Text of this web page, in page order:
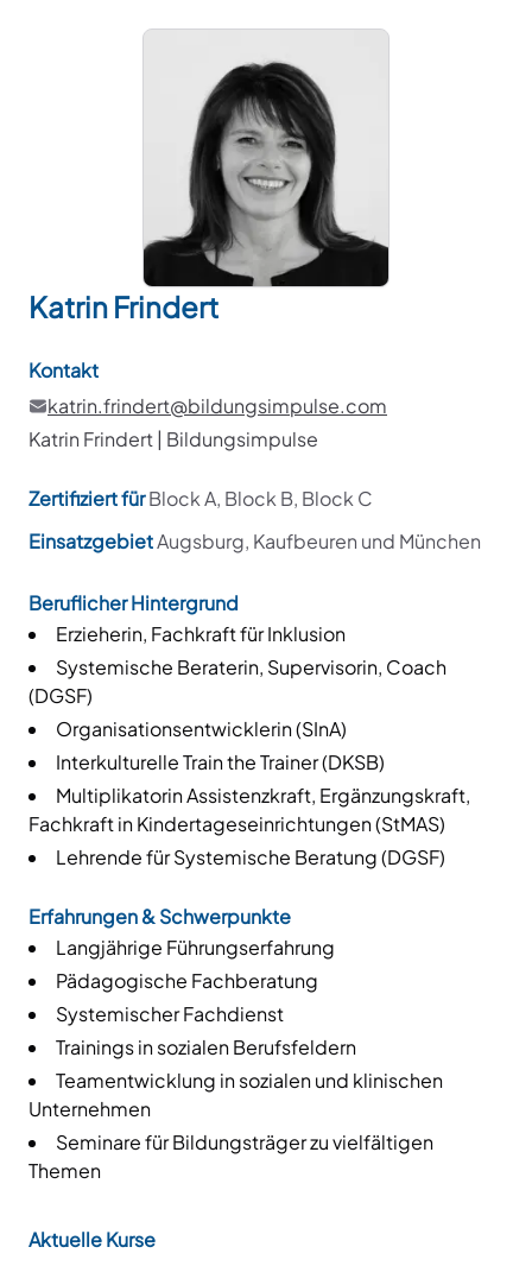
Katrin Frindert
Kontakt
katrin.frindert@bildungsimpulse.com
Katrin Frindert | Bildungsimpulse
Zertifiziert fürBlock A, Block B, Block C
EinsatzgebietAugsburg, Kaufbeuren und München
Beruflicher Hintergrund
Erzieherin, Fachkraft für Inklusion
Systemische Beraterin, Supervisorin, Coach
(DGSF)
Organisationsentwicklerin (SInA)
Interkulturelle Train the Trainer (DKSB)
Multiplikatorin Assistenzkraft, Ergänzungskraft,
Fachkraft in Kindertageseinrichtungen (StMAS)
Lehrende für Systemische Beratung (DGSF)
Erfahrungen & Schwerpunkte
Langjährige Führungserfahrung
Pädagogische Fachberatung
Systemischer Fachdienst
Trainings in sozialen Berufsfeldern
Teamentwicklung in sozialen und klinischen
Unternehmen
Seminare für Bildungsträger zu vielfältigen
Themen
Aktuelle Kurse